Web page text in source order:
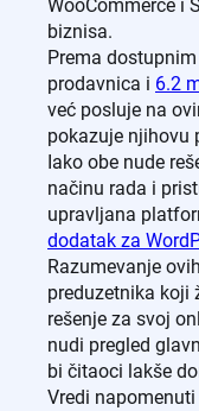
WooCommerce i
biznisa.
Prema
prodavnica i 6.2
već posluje na
pokazuje njihovu
Iako obe nude
načinu rada i
upravljana
dodatak za
Razumevanje
preduzetnika koji
rešenje za svoj
nudi pregled
bi čitaoci lakše
Vredi